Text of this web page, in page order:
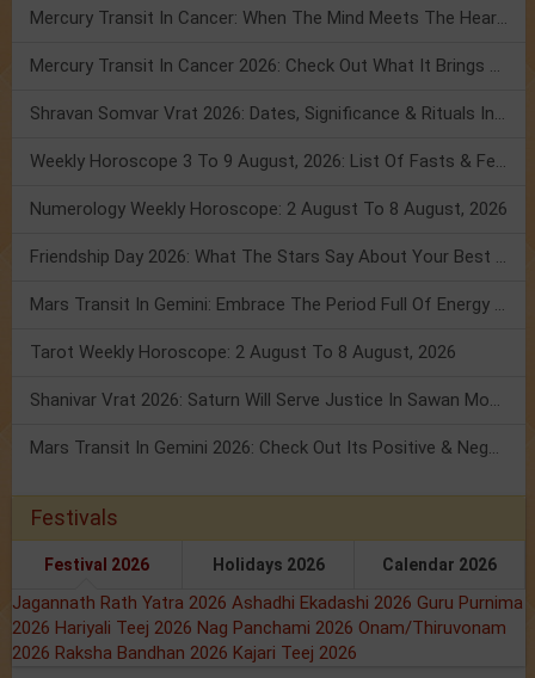
Mercury Transit In Cancer: When The Mind Meets The Heart!
Mercury Transit In Cancer 2026: Check Out What It Brings For You
Shravan Somvar Vrat 2026: Dates, Significance & Rituals In August
Weekly Horoscope 3 To 9 August, 2026: List Of Fasts & Festivals
Numerology Weekly Horoscope: 2 August To 8 August, 2026
Friendship Day 2026: What The Stars Say About Your Best Friend!
Mars Transit In Gemini: Embrace The Period Full Of Energy & Intelligence
Tarot Weekly Horoscope: 2 August To 8 August, 2026
Shanivar Vrat 2026: Saturn Will Serve Justice In Sawan Month!
Mars Transit In Gemini 2026: Check Out Its Positive & Negative Impact
Festivals
Festival 2026 Holidays 2026 Calendar 2026
Jagannath Rath Yatra 2026 Ashadhi Ekadashi 2026 Guru Purnima
2026 Hariyali Teej 2026 Nag Panchami 2026 Onam/Thiruvonam
2026 Raksha Bandhan 2026 Kajari Teej 2026